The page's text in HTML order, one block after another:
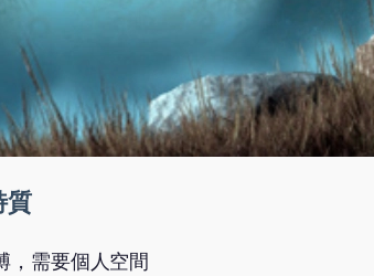
質
，需要個人空間